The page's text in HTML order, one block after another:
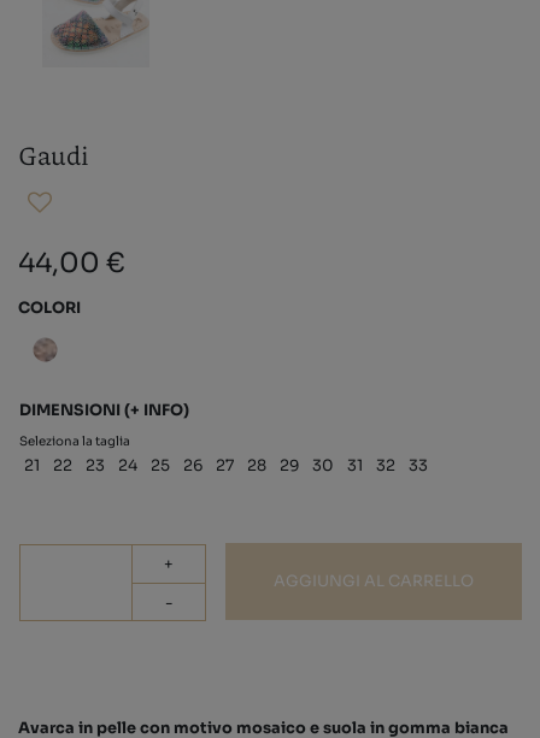
Gaudi
44,00 €
COLORI
DIMENSIONI (+ INFO)
Seleziona la taglia
21 22 23 24 25 26 27 28 29 30 31 32 33
+
-
AGGIUNGI AL CARRELLO
Avarca in pelle con motivo mosaico e suola in gomma bianca